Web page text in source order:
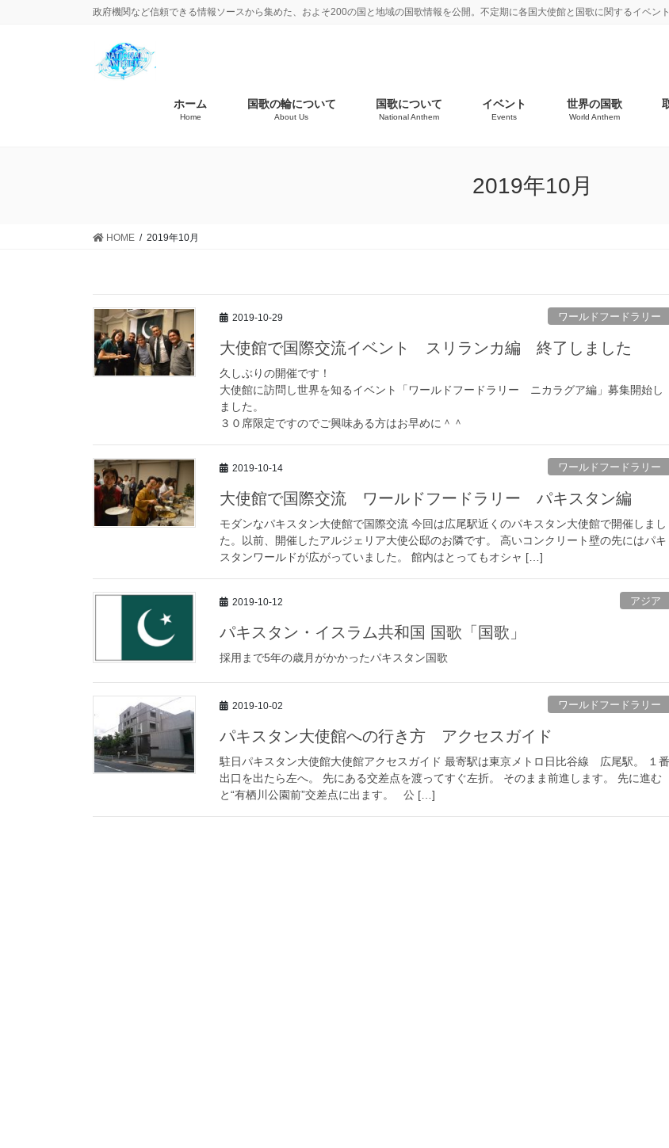
政府機関など信頼できる情報ソースから集めた、およそ200の国と地域の国歌情報を公開。不定期に各国大使館と国歌に関するイベン
ホーム
Home
国歌の輪について
About Us
国歌について
National Anthem
イベント
Events
世界の国歌
World Anthem
2019年10月
HOME 2019年10月
2019-10-29 ワールドフードラリー
大使館で国際交流イベント スリランカ編 終了しました
久しぶりの開催です！
大使館に訪問し世界を知るイベント「ワールドフードラリー ニカラグア編」募集開始し
ました。
３０席限定ですのでご興味ある方はお早めに＾＾
2019-10-14 ワールドフードラリー
大使館で国際交流 ワールドフードラリー パキスタン編
モダンなパキスタン大使館で国際交流 今回は広尾駅近くのパキスタン大使館で開催しまし
た。以前、開催したアルジェリア大使公邸のお隣です。 高いコンクリート壁の先にはパキ
スタンワールドが広がっていました。 館内はとってもオシャ […]
2019-10-12 アジア
パキスタン・イスラム共和国 国歌「国歌」
採用まで5年の歳月がかかったパキスタン国歌
2019-10-02 ワールドフードラリー
パキスタン大使館への行き方 アクセスガイド
駐日パキスタン大使館大使館アクセスガイド 最寄駅は東京メトロ日比谷線 広尾駅。 １番
出口を出たら左へ。 先にある交差点を渡ってすぐ左折。 そのまま前進します。 先に進む
と“有栖川公園前”交差点に出ます。 公 […]